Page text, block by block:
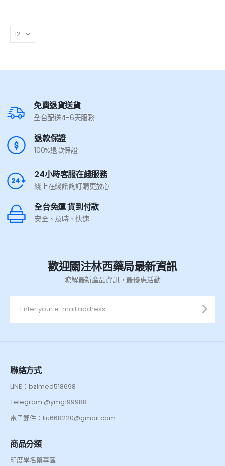
免費退貨送貨
全台配送4-6天服務
退款保證
100%退款保證
24小時客服在綫服務
綫上在綫諮詢訂購更放心
全台免運 貨到付款
安全、及時、快速
歡迎關注林西藥局最新資訊
瞭解最新產品資訊，最優惠活動
聯絡方式
LINE：bzlmed518698
Telegram:@ymg199988
電子郵件：liu668220@gmail.com
商品分類
印度學名藥專區